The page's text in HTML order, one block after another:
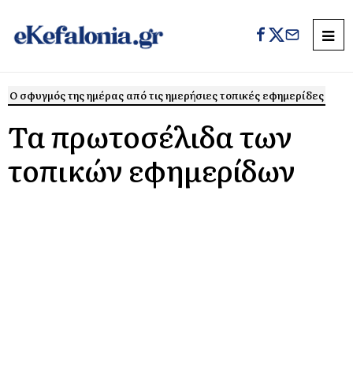
Ο σφυγμός της ημέρας από τις ημερήσιες τοπικές εφημερίδες
Τα πρωτοσέλιδα των
τοπικών εφημερίδων